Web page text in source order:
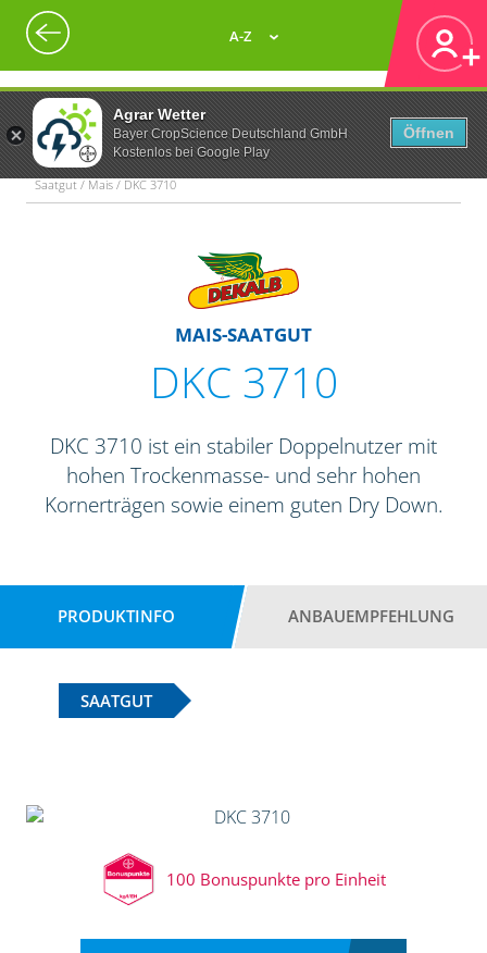
Agrar Wetter
Bayer CropScience Deutschland GmbH
Kostenlos bei Google Play
Öffnen
A-Z
Saatgut / Mais / DKC 3710
MAIS-SAATGUT
DKC 3710
DKC 3710 ist ein stabiler Doppelnutzer mit
hohen Trockenmasse- und sehr hohen
Kornerträgen sowie einem guten Dry Down.
PRODUKTINFO ANBAUEMPFEHLUNG
SAATGUT
100 Bonuspunkte pro Einheit